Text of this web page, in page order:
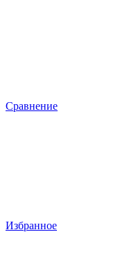
Сравнение
Избранное